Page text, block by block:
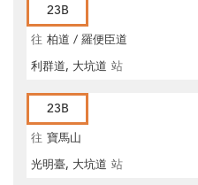
23B
往 柏道 / 羅便臣道
利群道, 大坑道 站
23B
往 寶馬山
光明臺, 大坑道 站